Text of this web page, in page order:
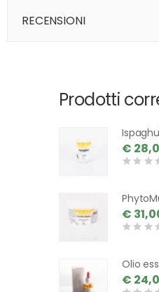
RECENSIONI
Prodotti
€
€
Olio
€